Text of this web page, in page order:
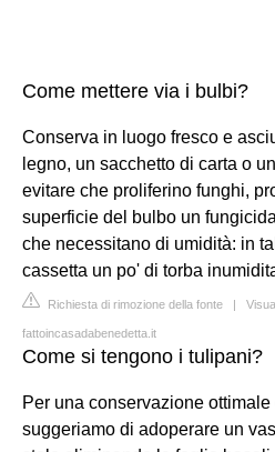
Come mettere via i bulbi?
Conserva in luogo fresco e
legno, un sacchetto di carta o
evitare che proliferino funghi,
superficie del bulbo un
che necessitano di umidità: in
cassetta un po' di torba
Richiesta di rimozione della fonte |
fattoincasadabenedetta.it
Come si tengono i tulipani?
Per una conservazione
suggeriamo di adoperare un